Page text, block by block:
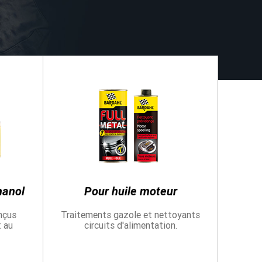
sur www.bardahloils.com
Racing et Bardahl en
au
Pour huile moteur
Traitements gazole et nettoyants
circuits d'alimentation.